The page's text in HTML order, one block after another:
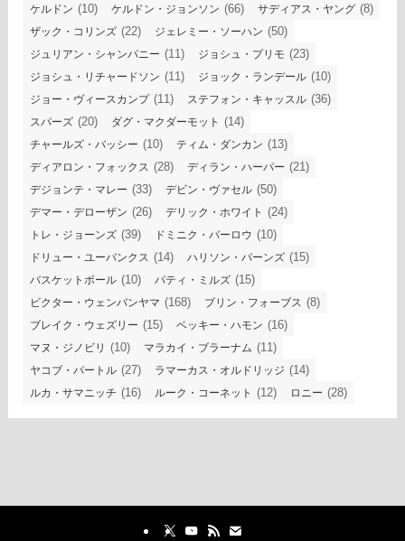
ケルドン (10) ケルドン・ジョンソン (66) サディアス・ヤング (8)
ザック・コリンズ (22) ジェレミー・ソーハン (50)
ジュリアン・シャンパニー (11) ジョシュ・プリモ (23)
ジョシュ・リチャードソン (11) ジョック・ランデール (10)
ジョー・ヴィースカンプ(11) ステフォン・キャッスル (36)
スパーズ (20) ダグ・マクダーモット (14)
チャールズ・バッシー (10) ティム・ダンカン (13)
ディアロン・フォックス (28) ディラン・ハーパー (21)
デジョンテ・マレー (33) デビン・ヴァセル (50)
デマー・デローザン (26) デリック・ホワイト (24)
トレ・ジョーンズ (39) ドミニク・バーロウ (10)
ドリュー・ユーバンクス (14) ハリソン・バーンズ (15)
バスケットボール (10) パティ・ミルズ (15)
ビクター・ウェンバンヤマ (168) ブリン・フォーブス (8)
ブレイク・ウェズリー (15) ベッキー・ハモン (16)
マヌ・ジノビリ (10) マラカイ・ブラーナム (11)
ヤコブ・パートル (27) ラマーカス・オルドリッジ (14)
ルカ・サマニッチ (16) ルーク・コーネット (12) ロニー (28)